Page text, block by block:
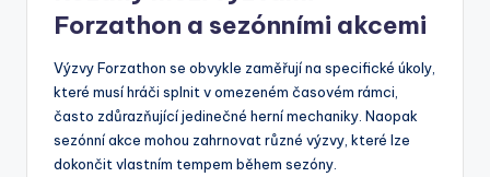
Forzathon a sezónními akcemi
Výzvy Forzathon se obvykle zaměřují na specifické úkoly,
které musí hráči splnit v omezeném časovém rámci,
často zdůrazňující jedinečné herní mechaniky. Naopak
sezónní akce mohou zahrnovat různé výzvy, které lze
dokončit vlastním tempem během sezóny.